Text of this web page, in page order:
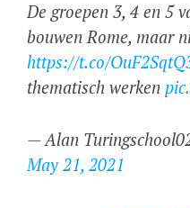
De groepen 3, 4 en 5
bouwen Rome, maar
https://t.co/
thematisch werken
— Alan
May 21, 2021